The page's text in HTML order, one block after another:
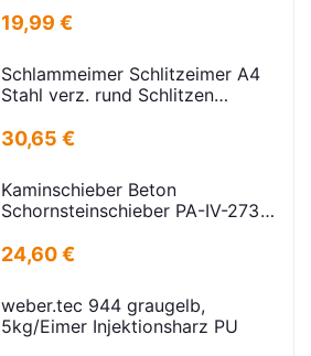
19,99 €
Schlammeimer Schlitzeimer A4
Stahl verz. rund Schlitzen
30,65 €
Kaminschieber Beton
Schornsteinschieber PA-IV-273
16,5x24,5cm
24,60 €
weber.tec 944 graugelb,
5kg/Eimer Injektionsharz PU